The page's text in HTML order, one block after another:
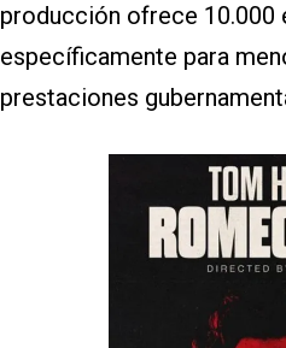
producción ofrece 10.000
específicamente para
prestaciones